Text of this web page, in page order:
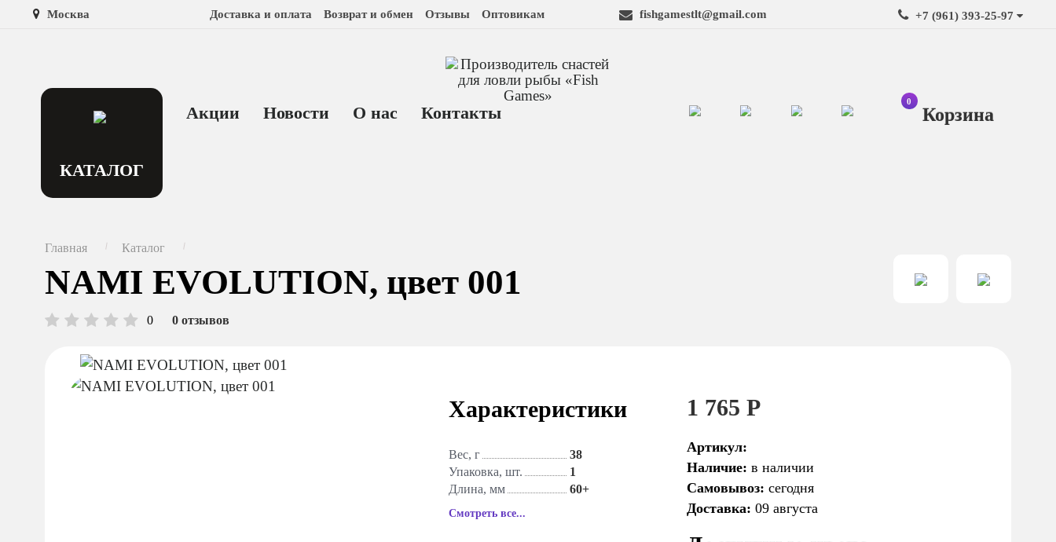
Москва Доставка и оплата Возврат и обмен Отзывы Оптовикам fishgamestlt@gmail.com +7 (961) 393-25-97
КАТАЛОГ
Акции Новости О нас Контакты
Главная Каталог
NAMI EVOLUTION, цвет 001
0 0 отзывов
Характеристики
Вес, г
38
Упаковка, шт.
1
Длина, мм
60+
Смотреть все...
1 765 Р
Артикул:
Наличие: в наличии
Самовывоз: сегодня
Доставка: 09 августа